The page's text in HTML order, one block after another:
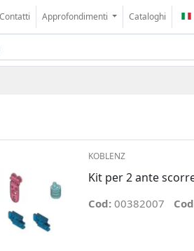
Contatti Approfondimenti Cataloghi
KOBLENZ
Kit per 2 ante
Cod: 00382007